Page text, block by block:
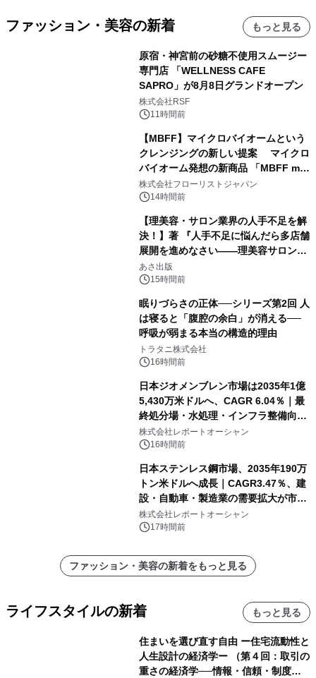
ファッション・美容の新着 もっと見る
原宿・神宮前の砂糖不使用スムージー
専門店 「WELLNESS CAFE
SAPRO」が8月8日グランドオープン
株式会社RSF
11時間前
【MBFF】マイクロバイオームという
クレンジングの新しい提案 マイクロ
バイオーム発想の新商品 「MBFF mb
クレンジングPRO」を2026年8月6日
発売
株式会社フローリストジャパン
14時間前
【理美容・サロン業界の人手不足を解
決！】著 『人手不足に悩んだら多店舗
展開を進めなさい――理美容サロン
「多店舗展開」の教科書』2026年8月
24日（月）発売
あさ出版
15時間前
眠りづらさの正体──シリーズ第2回 人
は寝ると「腹腔の余白」が消える──
呼吸が弱まる本当の構造的理由
トラタニ株式会社
16時間前
日本ジオメンブレン市場は2035年1億
5,430万米ドルへ、CAGR 6.04％｜最
終処分場・水処理・インフラ整備向け
需要拡大
株式会社レポートオーシャン
16時間前
日本ステンレス鋼市場、2035年190万
トン米ドルへ成長｜CAGR3.47％、建
設・自動車・製造業の需要拡大が市場
を牽引
株式会社レポートオーシャン
17時間前
ファッション・美容の新着をもっと見る
ライフスタイルの新着 もっと見る
住まいを選び直す自由 ー住宅流動性と
人生設計の経済学ー （第４回：取引の
重さの経済学──情報・信頼・制度を